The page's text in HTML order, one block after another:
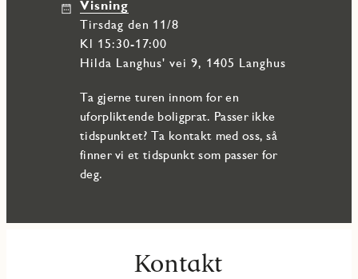
Visning
tirsdag den 11/8
Kl 15:30-17:00
Hilda Langhus' vei 9, 1405 Langhus
Ta gjerne turen innom for en
uforpliktende boligprat. Passer ikke
tidspunktet? Ta kontakt med oss, så
finner vi et tidspunkt som passer for
deg.
Kontakt